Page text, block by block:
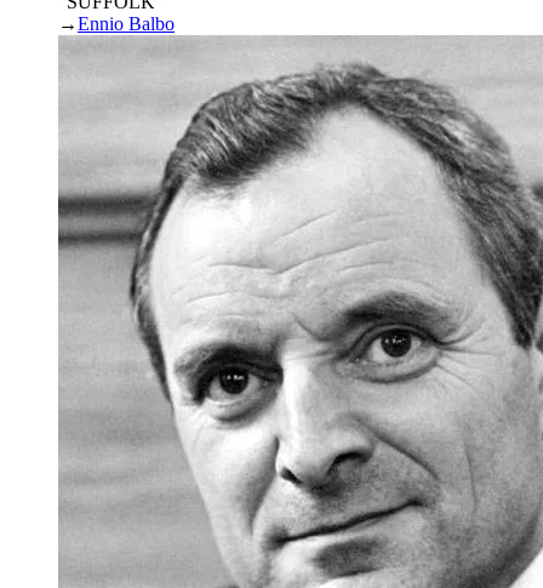
→Ennio Balbo